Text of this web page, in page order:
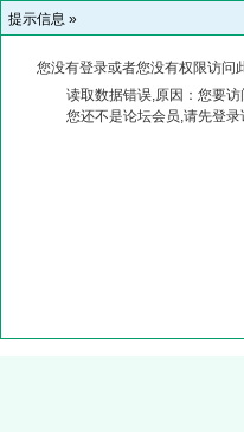
提示信息 »
您没有登录或者您没有权限访问
读取数据错误,原因：您要
您还不是论坛会员,请先登录